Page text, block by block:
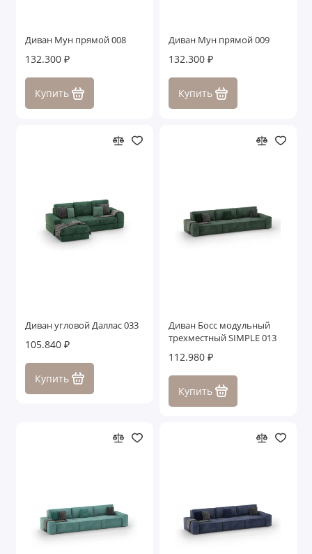
Диван Мун прямой 008
132.300 ₽
Купить
Диван Мун прямой 009
132.300 ₽
Купить
Диван угловой Даллас 033
105.840 ₽
Купить
Диван Босс модульный
трехместный SIMPLE 013
112.980 ₽
Купить